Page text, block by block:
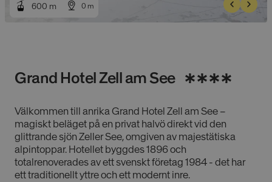
600 m 0 m
600 m 0 m
Grand Hotel Zell am See
Välkommen till anrika Grand Hotel Zell am See –
magiskt beläget på en privat halvö direkt vid den
glittrande sjön Zeller See, omgiven av majestätiska
alpintoppar. Hotellet byggdes 1896 och
totalrenoverades av ett svenskt företag 1984 - det har
ett traditionellt yttre och ett modernt inre.